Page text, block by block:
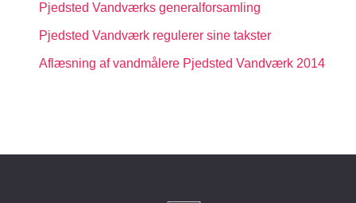
Pjedsted Vandværks generalforsamling
Pjedsted Vandværk regulerer sine takster
Aflæsning af vandmålere Pjedsted Vandværk 2014